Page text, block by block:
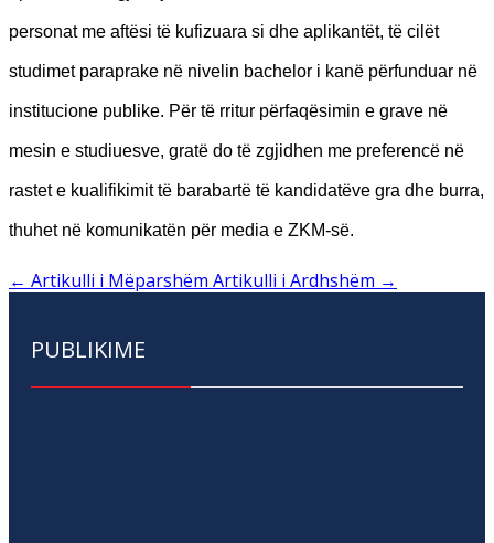
personat me aftësi të kufizuara si dhe aplikantët, të cilët
studimet paraprake në nivelin bachelor i kanë përfunduar në
institucione publike. Për të rritur përfaqësimin e grave në
mesin e studiuesve, gratë do të zgjidhen me preferencë në
rastet e kualifikimit të barabartë të kandidatëve gra dhe burra,
thuhet në komunikatën për media e ZKM-së.
← Artikulli i Mëparshëm Artikulli i Ardhshëm →
PUBLIKIME